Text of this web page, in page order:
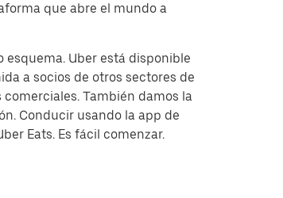
que abre el mundo a
Uber está disponible
a socios de otros sectores de
También damos la
Conducir usando la app de
Eats. Es fácil comenzar.